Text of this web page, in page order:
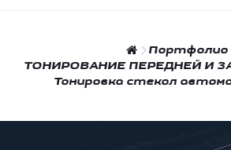
Портфолио
ТОНИРОВАНИЕ ПЕРЕДНЕЙ И
Тонировка стекол